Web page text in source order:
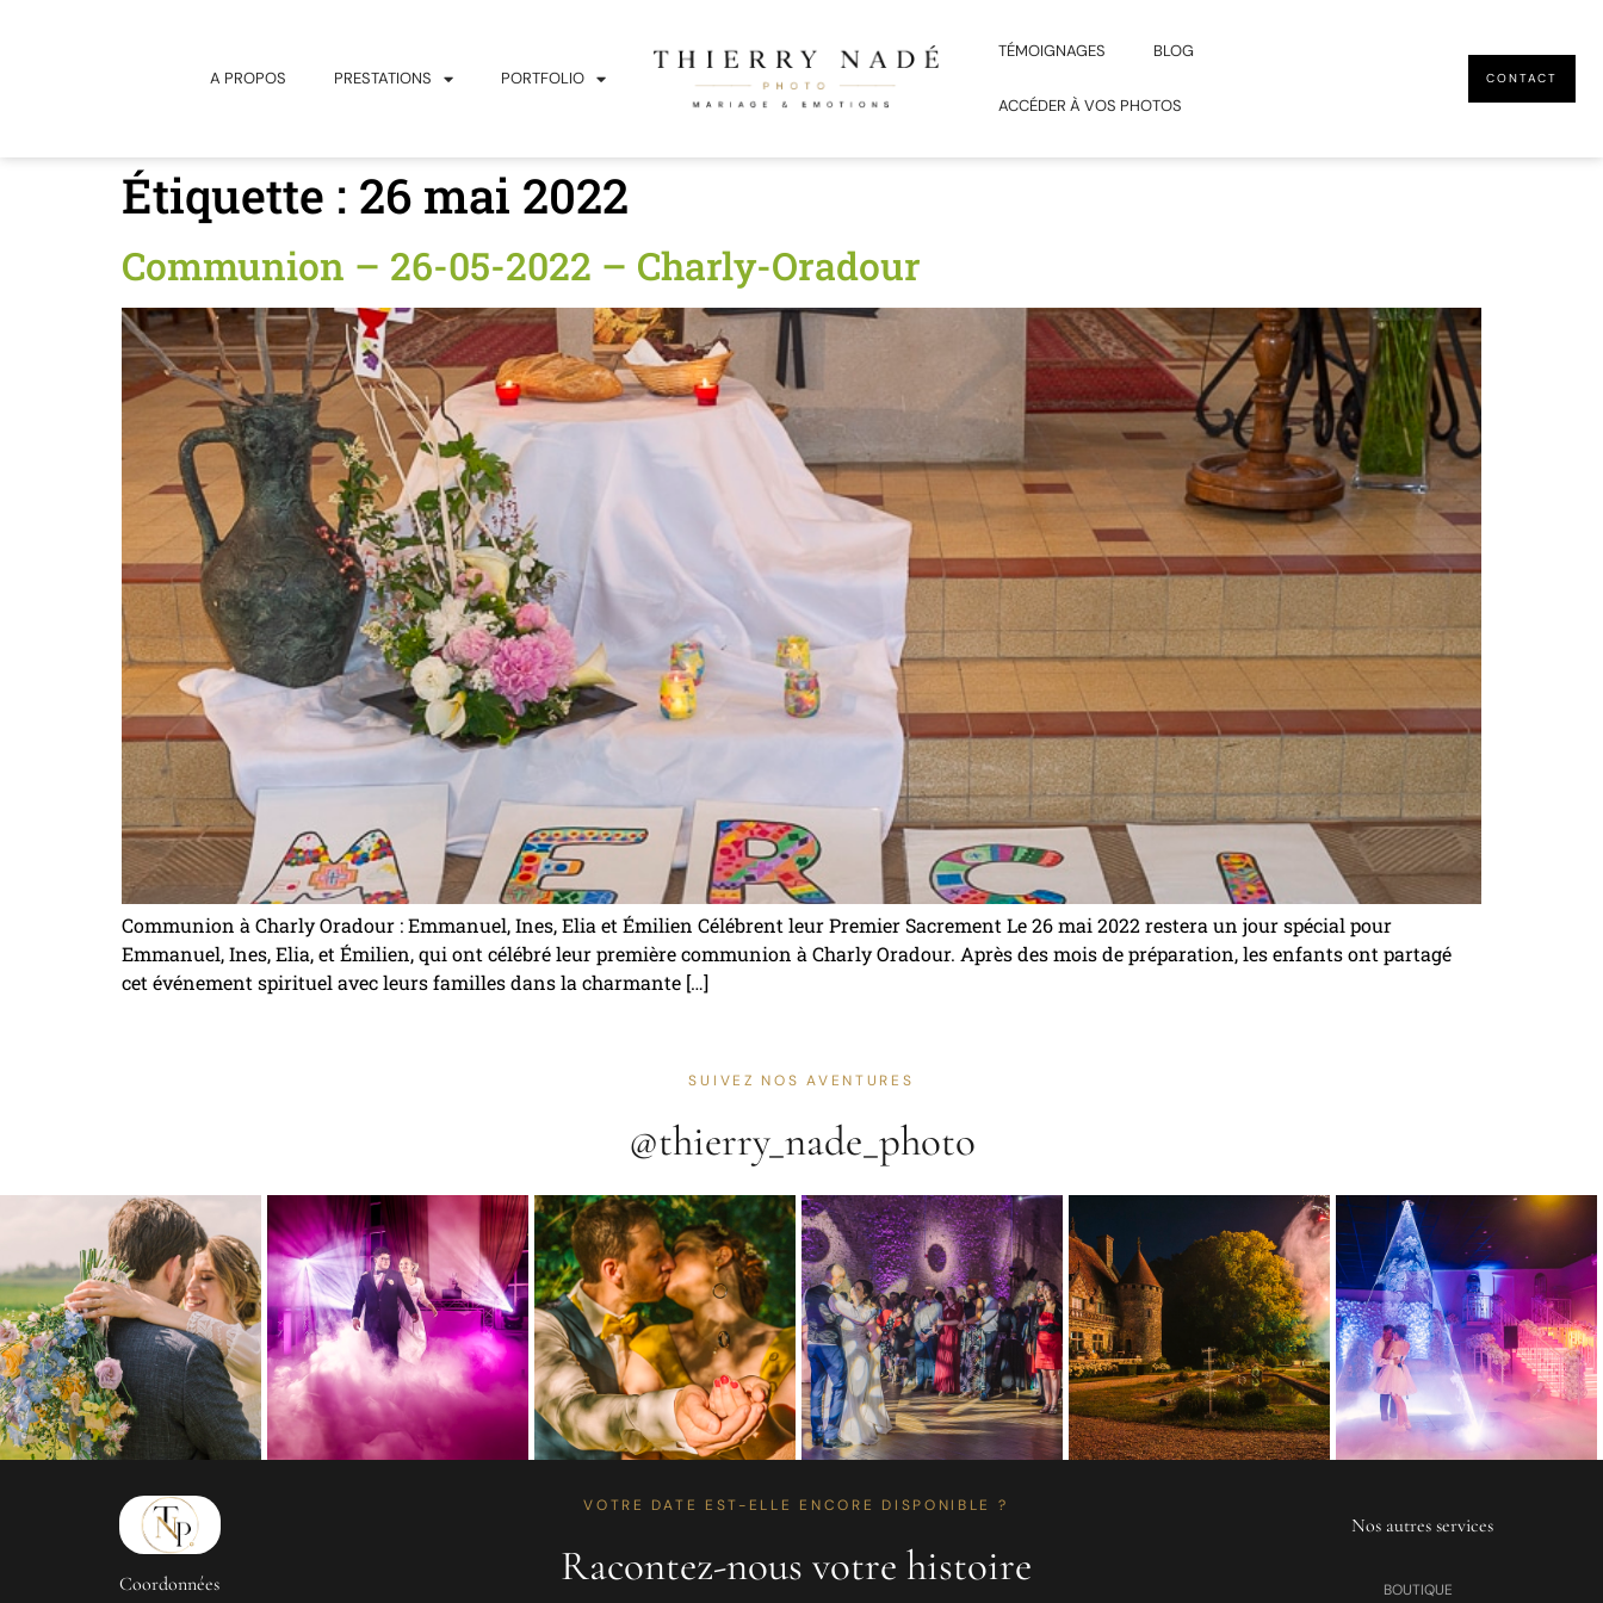
A PROPOS PRESTATIONS PORTFOLIO
TÉMOIGNAGES BLOG
ACCÉDER À VOS PHOTOS
CONTACT
Étiquette : 26 mai 2022
Communion – 26-05-2022 – Charly-Oradour
Communion à Charly Oradour : Emmanuel, Ines, Elia et Émilien Célébrent leur Premier Sacrement Le 26 mai 2022 restera un jour spécial pour
Emmanuel, Ines, Elia, et Émilien, qui ont célébré leur première communion à Charly Oradour. Après des mois de préparation, les enfants ont partagé
cet événement spirituel avec leurs familles dans la charmante […]
SUIVEZ NOS AVENTURES
@thierry_nade_photo
Coordonnées
VOTRE DATE EST-ELLE ENCORE DISPONIBLE ?
Racontez-nous votre histoire
Nos autres services
BOUTIQUE